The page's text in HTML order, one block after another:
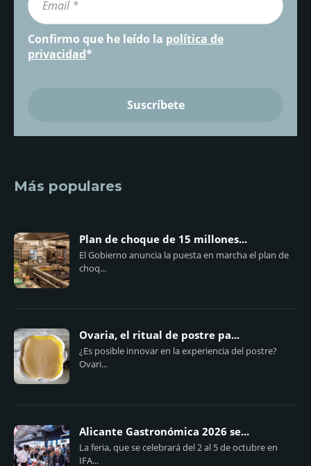
Confirmo que he leído la política de
privacidad*
Más populares
Plan de choque de 15 millones...
El Gobierno anuncia la puesta en marcha el plan de
choq...
Ovaria, el ritual de postre pa...
¿Es posible innovar en la experiencia del postre?
Ovari...
Alicante Gastronómica 2026 se...
La feria, que se celebrará del 2 al 5 de octubre en
IFA...